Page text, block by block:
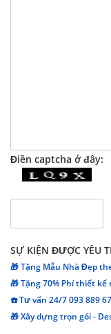
Điền captcha ở đây:
SỰ KIỆN ĐƯỢC YÊU
🎁 Tặng Mẫu Nhà Đẹp
🎁 Tặng 70% Phí thiết
☎️ Tư vấn 24/7 093 889
🎁 Xây dựng trọn gói -